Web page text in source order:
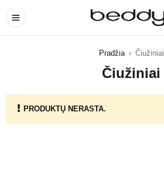
Pradžia › Čiužiniai
Čiužiniai
PRODUKTŲ NERASTA.